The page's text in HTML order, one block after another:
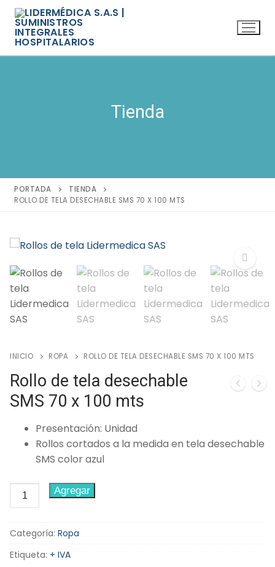
contenido
Tienda
PORTADA
TIENDA
ROLLO DE TELA DESECHABLE SMS 70 X 100 MTS
INICIO ROPA ROLLO DE TELA DESECHABLE SMS 70 X 100 MTS
Rollo de tela desechable
SMS 70 x 100 mts
Presentación: Unidad
Rollos cortados a la medida en tela desechable
SMS color azul
Rollo
de
desechable
SMS
Agregar
Categoría: Ropa
Etiqueta: + IVA